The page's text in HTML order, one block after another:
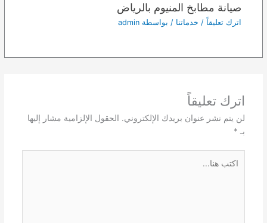
صيانة مطابخ المنيوم بالرياض
اترك تعليقاً / خدماتنا / بواسطة admin
اترك تعليقاً
لن يتم نشر عنوان بريدك الإلكتروني. الحقول الإلزامية مشار إليها
بـ *
هنا...